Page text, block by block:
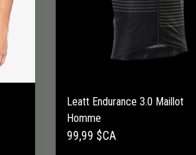
Leatt Endurance 3.0 Maillot
Homme
99,99 $CA